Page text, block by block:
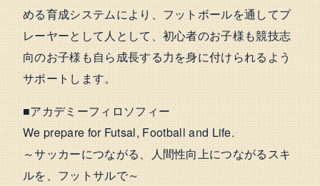
める育成システムにより、フットボールを通してプ
レーヤーとして人として、初心者のお子様も競技志
向のお子様も自ら成長する力を身に付けられるよう
サポートします。
■アカデミーフィロソフィー
We prepare for Futsal, Football and Life.
～サッカーにつながる、人間性向上につながるスキ
ルを、フットサルで～